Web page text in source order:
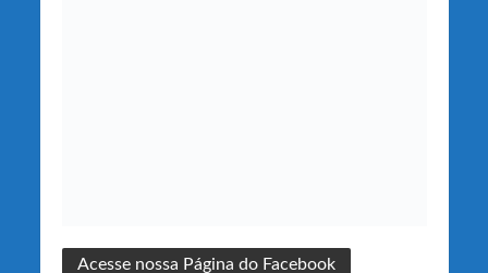
Acesse nossa Página do Facebook